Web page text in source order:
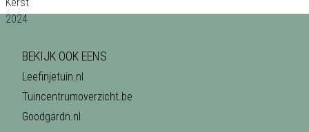
BEKIJK OOK EENS
Leefinjetuin.nl
Tuincentrumoverzicht.be
Goodgardn.nl